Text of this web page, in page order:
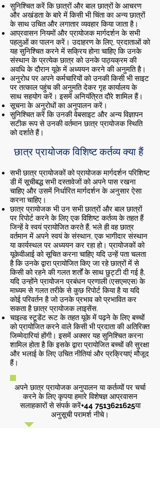
सुनिश्चित करें कि छात्रों और बाल छात्रों के आचरण
और अखंडता के बारे में किसी भी चिंता का अन्य छात्रों
के साथ उचित और लगातार व्यवहार किया जाता है।
आप्रवासन नियमों और प्रायोजक मार्गदर्शन के सभी
पहलुओं का पालन करें। उदाहरण के लिए, प्रदाताओं को
यह सुनिश्चित करने में सक्रिय होना चाहिए कि उनके
संस्थान के प्रत्येक छात्र को उनके पाठ्यक्रम की
अवधि के दौरान यूके में अध्ययन करने की अनुमति है।
अनुरोध पर अपने कर्मचारियों को उनकी किसी भी साइट
पर तत्काल पहुंच की अनुमति देकर गृह कार्यालय के
साथ सहयोग करें। इसमें अनियंत्रित दौरे शामिल हैं।
सूचना के अनुरोधों का अनुपालन करें।
सुनिश्चित करें कि उनकी वेबसाइट और अन्य विज्ञापन
सटीक रूप से उनकी वर्तमान छात्र प्रायोजक स्थिति
को दर्शाते हैं।
छात्र प्रायोजक विशिष्ट कर्तव्य क्या हैं
सभी छात्र प्रायोजकों को प्रायोजक मार्गदर्शन परिशिष्ट
डी में सूचीबद्ध सभी दस्तावेजों को अपने पास रखना
चाहिए और उसमें निर्धारित मार्गदर्शन के अनुसार ऐसा
करना चाहिए।
छात्र प्रायोजक भी उन सभी छात्रों और बाल छात्रों
पर रिपोर्ट करने के लिए एक विशिष्ट कर्तव्य के तहत हैं
जिन्हें वे स्वयं प्रायोजित करते हैं, भले ही वह छात्र
वर्तमान में अपने स्वयं के संस्थान, एक भागीदार संस्थान
या कार्यस्थल पर अध्ययन कर रहा हो। प्रायोजकों को
यूकेवीआई को सूचित करना चाहिए यदि उन्हें पता चलता
है कि उनके द्वारा प्रायोजित किए जा रहे छात्रों में से
किसी को रहने की गलत शर्तों के साथ छुट्टी दी गई है,
यदि उन्होंने प्रायोजन प्रबंधन प्रणाली (एसएमएस) के
माध्यम से गलत तरीके से कुछ रिपोर्ट किया है या यदि
कोई परिवर्तन है जो उनके प्रभाव को प्रभावित कर
सकता है छात्र प्रायोजक लाइसेंस.
चाइल्ड स्टूडेंट रूट के तहत यूके में पढ़ने के लिए बच्चों
को प्रायोजित करने वाले किसी भी प्रदाता की अतिरिक्त
जिम्मेदारियां होंगी। इसमें अक्सर यह सुनिश्चित करना
शामिल होता है कि इसके द्वारा प्रायोजित बच्चों की सुरक्षा
और भलाई के लिए उचित नीतियां और प्रक्रियाएं मौजूद
हैं।
अपने छात्र प्रायोजक अनुपालन या कर्तव्यों पर चर्चा
करने के लिए कृपया हमारे विशेषज्ञ आप्रवासन
सलाहकारों से संपर्क करें+44 7513621625या
अनुसूची परामर्श नीचे।